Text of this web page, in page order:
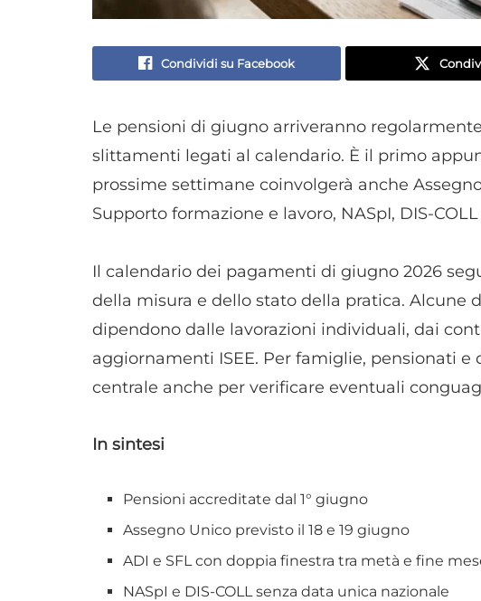
Condividi su Facebook
Le pensioni di giugno arriveranno
slittamenti legati al calendario. È il primo
prossime settimane coinvolgerà anche
Supporto formazione e lavoro, NASpI, DIS-
Il calendario dei pagamenti di giugno 2026
della misura e dello stato della pratica. Alcune
dipendono dalle lavorazioni individuali, dai
aggiornamenti ISEE. Per famiglie, pensionati
centrale anche per verificare eventuali
In sintesi
Pensioni accreditate dal 1° giugno
Assegno Unico previsto il 18 e 19 giugno
ADI e SFL con doppia finestra tra metà e fine
NASpI e DIS-COLL senza data unica nazionale